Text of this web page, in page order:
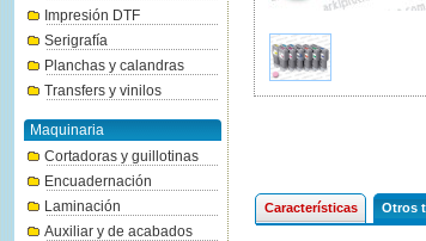
Impresión DTF
Serigrafía
Planchas y calandras
Transfers y vinilos
Maquinaria
Cortadoras y guillotinas
Encuadernación
Laminación
Auxiliar y de acabados
Características Otros